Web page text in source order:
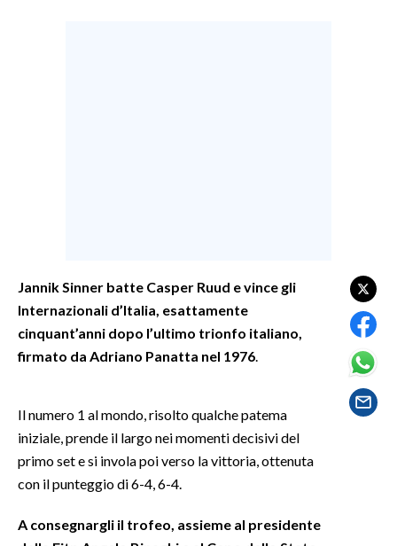
GOSSIP
SALUTE
SARDI NEL MONDO
NOTIZIE
Jannik Sinner batte Casper Ruud e vince gli
Internazionali d’Italia, esattamente
cinquant’anni dopo l’ultimo trionfo italiano,
firmato da Adriano Panatta nel 1976
Il numero 1 al mondo, risolto qualche patema
iniziale, prende il largo nei momenti decisivi del
primo set e si invola poi verso la vittoria, ottenuta
con il punteggio di 6-4, 6-4.
A consegnargli il trofeo, assieme al presidente